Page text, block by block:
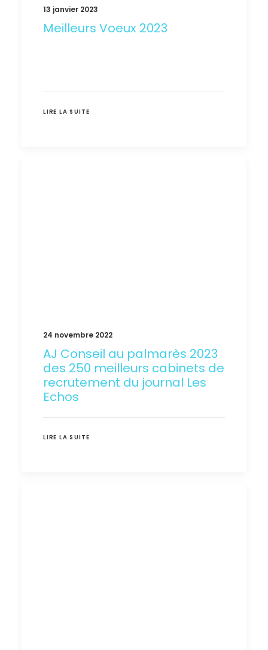
13 janvier 2023
Meilleurs Voeux 2023
LIRE LA SUITE
24 novembre 2022
AJ Conseil au palmarès 2023
des 250 meilleurs cabinets de
recrutement du journal Les
Echos
LIRE LA SUITE